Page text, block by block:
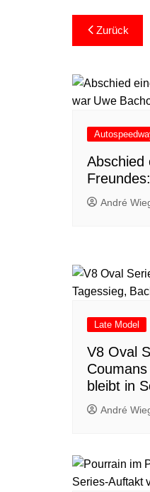
Zurück
Abschied
André
Late Model
V8 Oval
bleibt in
André